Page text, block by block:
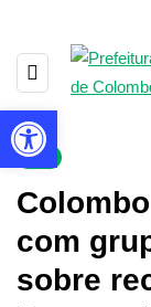
▼
com
sobre
Barra de Ferramentas Aberta